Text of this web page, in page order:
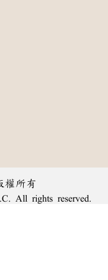
權所有
All rights reserved.